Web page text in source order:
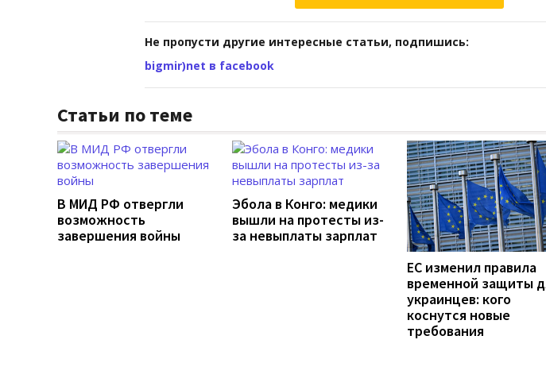
Не пропусти другие интересные статьи, подпишись:
bigmir)net в facebook
Статьи по теме
В МИД РФ отвергли
возможность
завершения войны
Эбола в Конго: медики
вышли на протесты из-
за невыплаты зарплат
ЕС изменил правила
временной защиты
украинцев: кого
коснутся новые
требования